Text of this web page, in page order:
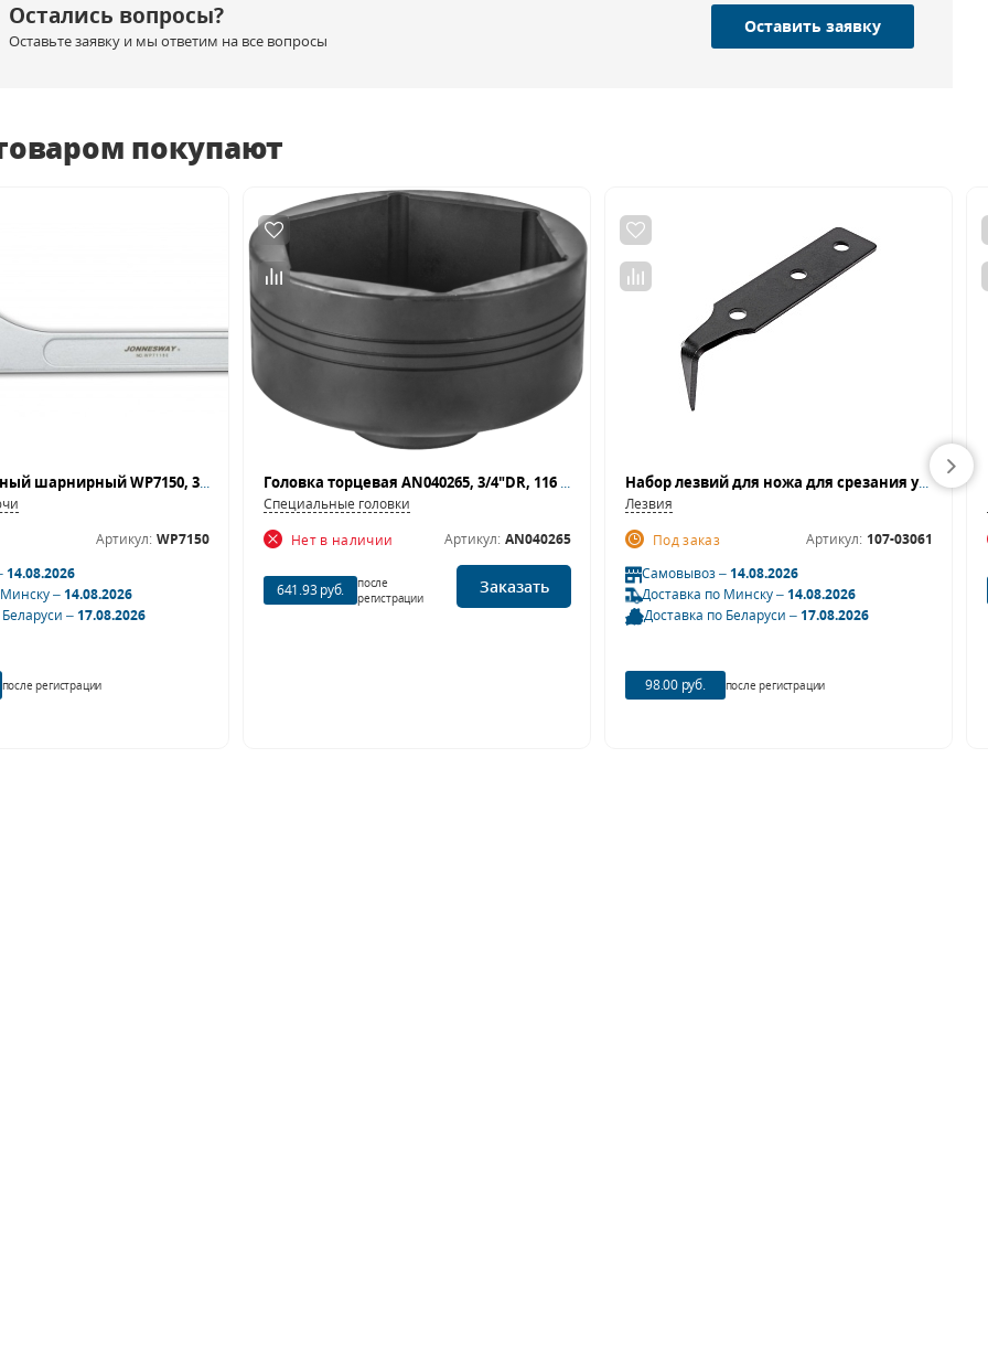
Остались вопросы?
Оставьте заявку и мы ответим на все вопросы
Оставить заявку
покупают
Ключ радиусный шарнирный WP7150, 35-50 мм
Артикул: WP7150
14.08.2026
–14.08.2026
–17.08.2026
после регистрации
Головка торцевая AN040265, 3/4"DR, 116 мм, для гайки ступицы DAEWOO
Специальные головки
Нет в наличии
Артикул: AN040265
641.93 руб.
после
регистрации
Заказать
Набор лезвий для ножа для срезания уплотнителя стекол, 6 шт МАСТАК 107-03061
Лезвия
Под заказ
Артикул: 107-03061
Самовывоз –14.08.2026
Доставка по Минску –14.08.2026
Доставка по Беларуси –17.08.2026
98.00 руб. после регистрации